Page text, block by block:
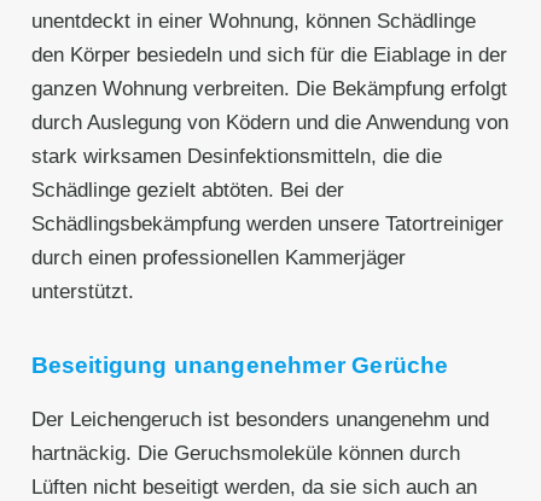
unentdeckt in einer Wohnung, können Schädlinge
den Körper besiedeln und sich für die Eiablage in der
ganzen Wohnung verbreiten. Die Bekämpfung erfolgt
durch Auslegung von Ködern und die Anwendung von
stark wirksamen Desinfektionsmitteln, die die
Schädlinge gezielt abtöten. Bei der
Schädlingsbekämpfung werden unsere Tatortreiniger
durch einen professionellen Kammerjäger
unterstützt.
Beseitigung unangenehmer Gerüche
Der Leichengeruch ist besonders unangenehm und
hartnäckig. Die Geruchsmoleküle können durch
Lüften nicht beseitigt werden, da sie sich auch an